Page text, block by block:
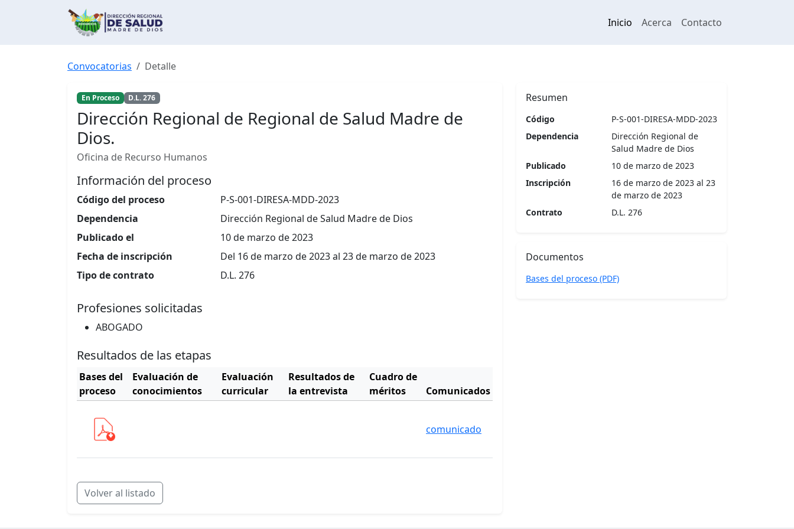
Inicio Acerca Contacto
Convocatorias Detalle
En Proceso D.L. 276
Dirección Regional de Regional de Salud Madre de
Dios.
Oficina de Recurso Humanos
Información del proceso
Código del proceso
P-S-001-DIRESA-MDD-2023
Dependencia
Dirección Regional de Salud Madre de Dios
Publicado el
10 de marzo de 2023
Fecha de inscripción
Del 16 de marzo de 2023 al 23 de marzo de 2023
Tipo de contrato
D.L. 276
Profesiones solicitadas
ABOGADO
Resultados de las etapas
Bases del
proceso
Evaluación de
conocimientos
Evaluación
curricular
Resultados de
la entrevista
Cuadro de
méritos
Comunicados
comunicado
Volver al listado
Resumen
Código
P-S-001-DIRESA-MDD-2023
Dependencia
Dirección Regional de
Salud Madre de Dios
Publicado
10 de marzo de 2023
Inscripción
16 de marzo de 2023 al 23
de marzo de 2023
Contrato
D.L. 276
Documentos
Bases del proceso (PDF)